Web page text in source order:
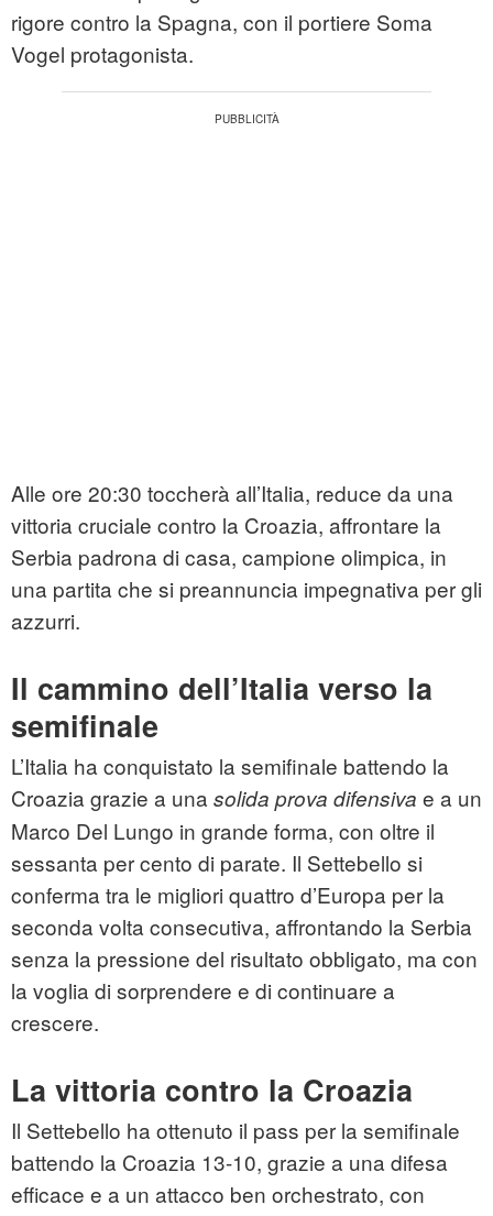
rigore contro la Spagna, con il portiere Soma
Vogel protagonista.
Alle ore 20:30 toccherà all’Italia, reduce da una
vittoria cruciale contro la Croazia, affrontare la
Serbia padrona di casa, campione olimpica, in
una partita che si preannuncia impegnativa per gli
azzurri.
Il cammino dell’Italia verso la
semifinale
L’Italia ha conquistato la semifinale battendo la
Croazia grazie a una solida prova difensiva e a un
Marco Del Lungo in grande forma, con oltre il
sessanta per cento di parate. Il Settebello si
conferma tra le migliori quattro d’Europa per la
seconda volta consecutiva, affrontando la Serbia
senza la pressione del risultato obbligato, ma con
la voglia di sorprendere e di continuare a
crescere.
La vittoria contro la Croazia
Il Settebello ha ottenuto il pass per la semifinale
battendo la Croazia 13-10, grazie a una difesa
efficace e a un attacco ben orchestrato, con